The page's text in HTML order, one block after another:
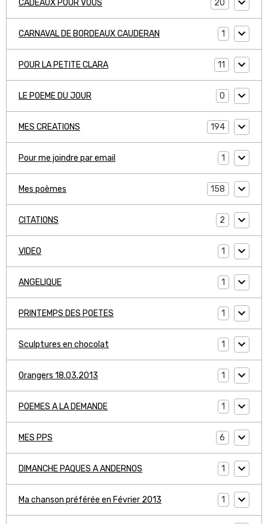
CADEAUX POUR VOUS 20
CARNAVAL DE BORDEAUX CAUDERAN 1
POUR LA PETITE CLARA 11
LE POEME DU JOUR 0
MES CREATIONS 194
Pour me joindre par email 1
Mes poèmes 158
CITATIONS 2
VIDEO 1
ANGELIQUE 1
PRINTEMPS DES POETES 1
Sculptures en chocolat 1
Orangers 18.03.2013 1
POEMES A LA DEMANDE 1
MES PPS 6
DIMANCHE PAQUES A ANDERNOS 1
Ma chanson préférée en Février 2013 1